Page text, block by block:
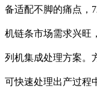
备适配不脚的痛点，
机链条市场需求兴旺
列机集成处理方案。
可快速处理出产过程